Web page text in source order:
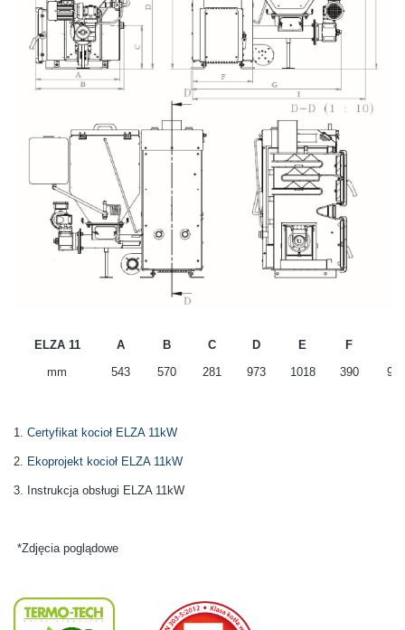
ELZA 11 A B C D E F
mm
543 570 281 973 1018 390 970
1. Certyfikat kocioł ELZA 11kW
2. Ekoprojekt kocioł ELZA 11kW
3. Instrukcja obsługi ELZA 11kW
*Zdjęcia poglądowe